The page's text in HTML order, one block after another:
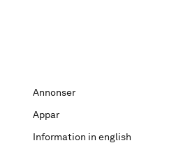
Annonser
Appar
Information in english